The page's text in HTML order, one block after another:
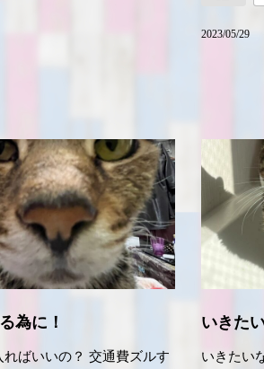
2023/05/29
為に！
ればいいの？ 交通費ズルす
いきた
いきたい